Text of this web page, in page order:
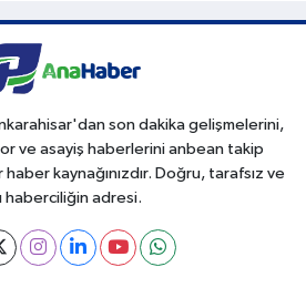
son dakika gelişmelerini,
ve asayiş haberlerini anbean takip
kaynağınızdır. Doğru, tarafsız ve
haberciliğin adresi.